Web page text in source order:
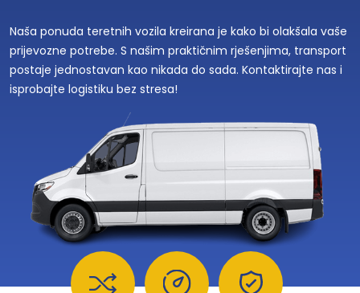
Naša ponuda teretnih vozila kreirana je kako bi olakšala vaše
prijevozne potrebe. S našim praktičnim rješenjima, transport
postaje jednostavan kao nikada do sada. Kontaktirajte nas i
isprobajte logistiku bez stresa!